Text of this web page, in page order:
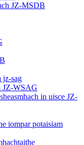
JZ-MSDB
jz-sag
JZ-WSAG
in uisce JZ-
iompar potaisiam